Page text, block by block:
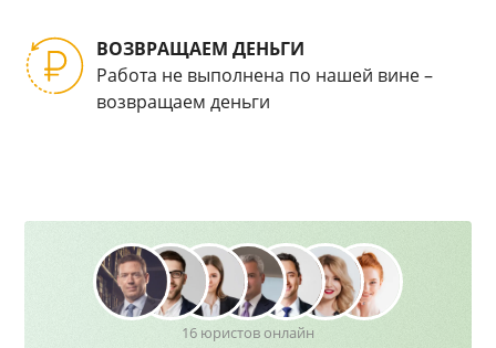
ВОЗВРАЩАЕМ ДЕНЬГИ
Работа не выполнена по нашей вине –
возвращаем деньги
16 юристов онлайн